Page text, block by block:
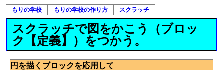
もりの学校 もりの学校の作り方 スクラッチ
スクラッチで図をかこう（ブロッ
ク【定義】）をつかう。
円を描くブロックを応用して